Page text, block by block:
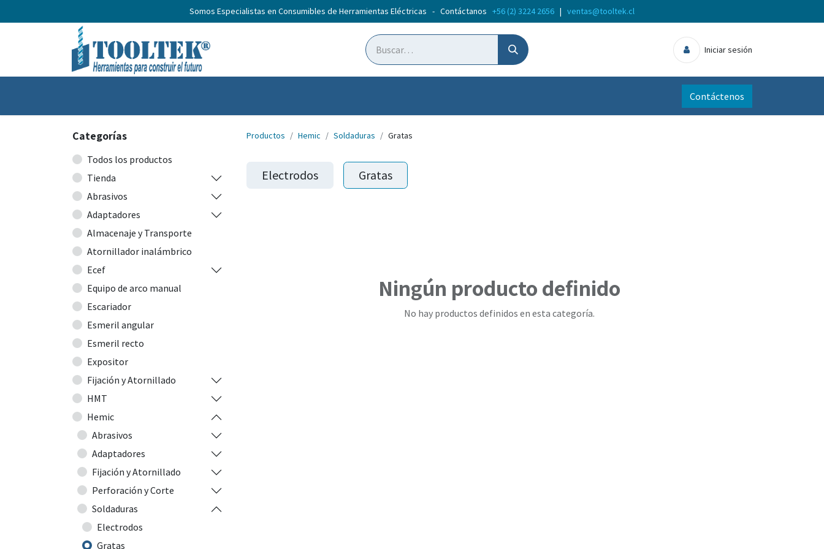
Somos Especialistas en Consumibles de Herramientas Eléctricas - Contáctanos +56 (2) 3224 2656 | ventas@tooltek.cl
Iniciar sesión
Contáctenos
Categorías
Todos los productos
Tienda
Abrasivos
Adaptadores
Almacenaje y Transporte
Atornillador inalámbrico
Ecef
Equipo de arco manual
Escariador
Esmeril angular
Esmeril recto
Expositor
Fijación y Atornillado
HMT
Hemic
Abrasivos
Adaptadores
Fijación y Atornillado
Perforación y Corte
Soldaduras
Electrodos
Gratas
Productos Hemic Soldaduras Gratas
Electrodos Gratas
Ningún producto definido
No hay productos definidos en esta categoría.